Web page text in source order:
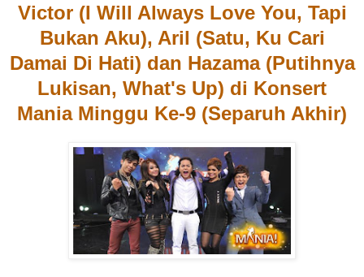
Victor (I Will Always Love You, Tapi
Bukan Aku), Aril (Satu, Ku Cari
Damai Di Hati) dan Hazama (Putihnya
Lukisan, What's Up) di Konsert
Mania Minggu Ke-9 (Separuh Akhir)